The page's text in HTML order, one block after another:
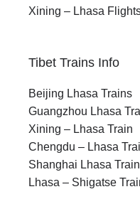
Xining – Lhasa
Tibet Trains Info
Beijing Lhasa Trains
Guangzhou Lhasa
Xining – Lhasa Train
Chengdu – Lhasa
Shanghai Lhasa
Lhasa – Shigatse